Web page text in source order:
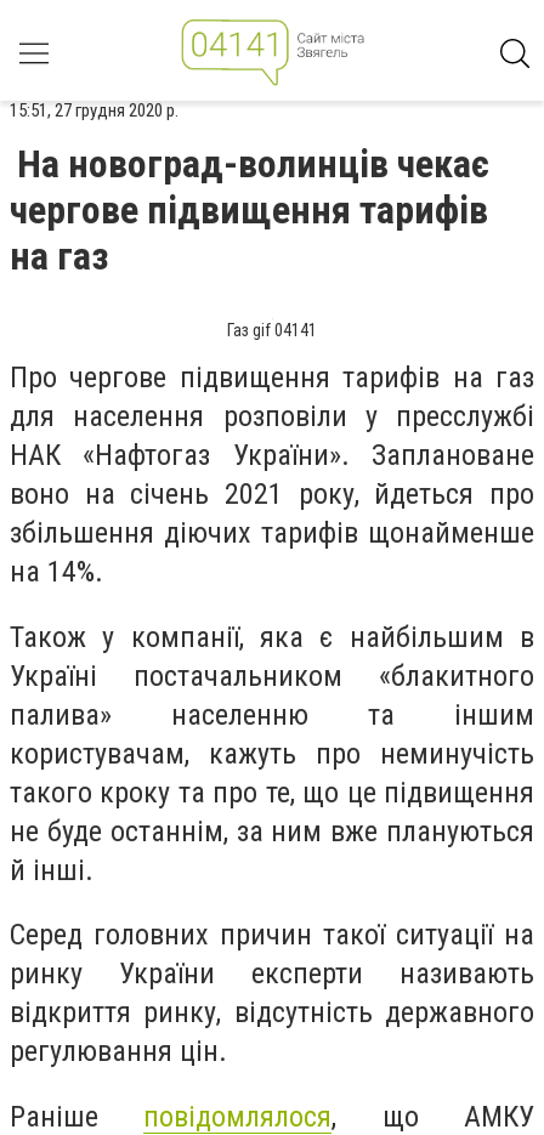
15:51, 27 грудня 2020 р.
На новоград-волинців чекає
чергове підвищення тарифів
на газ
Газ gif 04141
Про чергове підвищення тарифів на газ
для населення розповіли у пресслужбі
НАК «Нафтогаз України». Заплановане
воно на січень 2021 року, йдеться про
збільшення діючих тарифів щонайменше
на 14%.
Також у компанії, яка є найбільшим в
Україні постачальником «блакитного
палива» населенню та іншим
користувачам, кажуть про неминучість
такого кроку та про те, що це підвищення
не буде останнім, за ним вже плануються
й інші.
Серед головних причин такої ситуації на
ринку України експерти називають
відкриття ринку, відсутність державного
регулювання цін.
Раніше повідомлялося, що АМКУ